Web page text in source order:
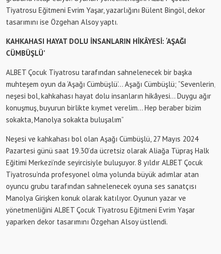
Tiyatrosu Eğitmeni Evrim Yaşar, yazarlığını Bülent Bingöl, dekor
tasarımını ise Özgehan Alsoy yaptı.
KAHKAHASI HAYAT DOLU İNSANLARIN HİKÂYESİ: ‘AŞAĞI
CÜMBÜŞLÜ’
ALBET Çocuk Tiyatrosu tarafından sahnelenecek bir başka
muhteşem oyun da ‘Aşağı Cümbüşlü’… Aşağı Cümbüşlü; “Sevenlerin,
neşesi bol, kahkahası hayat dolu insanların hikâyesi… Duygu ağır
konuşmuş, buyurun birlikte kıymet verelim… Hep beraber bizim
sokakta, Manolya sokakta buluşalım”
Neşesi ve kahkahası bol olan Aşağı Cümbüşlü, 27 Mayıs 2024
Pazartesi günü saat 19.30’da ücretsiz olarak Aliağa Tüpraş Halk
Eğitimi Merkezi’nde seyircisiyle buluşuyor. 8 yıldır ALBET Çocuk
Tiyatrosu’nda profesyonel olma yolunda büyük adımlar atan
oyuncu grubu tarafından sahnelenecek oyuna ses sanatçısı
Manolya Girişken konuk olarak katılıyor. Oyunun yazar ve
yönetmenliğini ALBET Çocuk Tiyatrosu Eğitmeni Evrim Yaşar
yaparken dekor tasarımını Özgehan Alsoy üstlendi.